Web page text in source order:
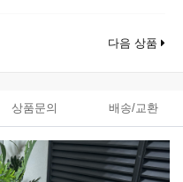
다음 상품
상품문의 배송/교환